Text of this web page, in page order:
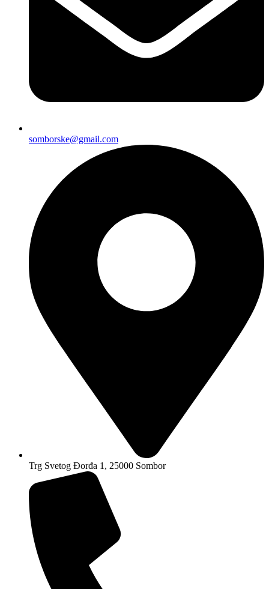
somborske@gmail.com
Trg Svetog Đorđa 1, 25000 Sombor